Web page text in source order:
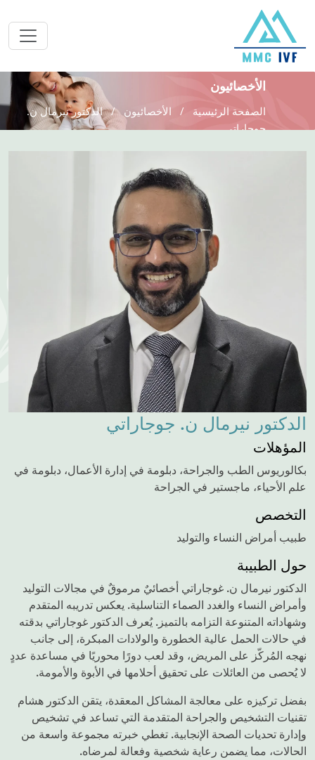
الأخصائيون
الصفحة الرئيسية الأخصائيون
الدكتور نيرمال ن.
جوجاراتي
الدكتور نيرمال ن. جوجاراتي
المؤهلات
بكالوريوس الطب والجراحة، دبلومة في إدارة الأعمال، دبلومة في
علم الأحياء، ماجستير في الجراحة
التخصص
طبيب أمراض النساء والتوليد
حول الطبيبة
الدكتور نيرمال ن. غوجاراتي أخصائيٌ مرموقٌ في مجالات التوليد
وأمراض النساء والغدد الصماء التناسلية. يعكس تدريبه المتقدم
وشهاداته المتنوعة التزامه بالتميز. يُعرف الدكتور غوجاراتي بدقته
في حالات الحمل عالية الخطورة والولادات المبكرة، إلى جانب
نهجه المُركّز على المريض، وقد لعب دورًا محوريًا في مساعدة عددٍ
لا يُحصى من العائلات على تحقيق أحلامها في الأبوة والأمومة.
بفضل تركيزه على معالجة المشاكل المعقدة، يتقن الدكتور هشام
تقنيات التشخيص والجراحة المتقدمة التي تساعد في تشخيص
وإدارة تحديات الصحة الإنجابية. تغطي خبرته مجموعة واسعة من
الحالات، مما يضمن رعاية شخصية وفعالة لمرضاه.